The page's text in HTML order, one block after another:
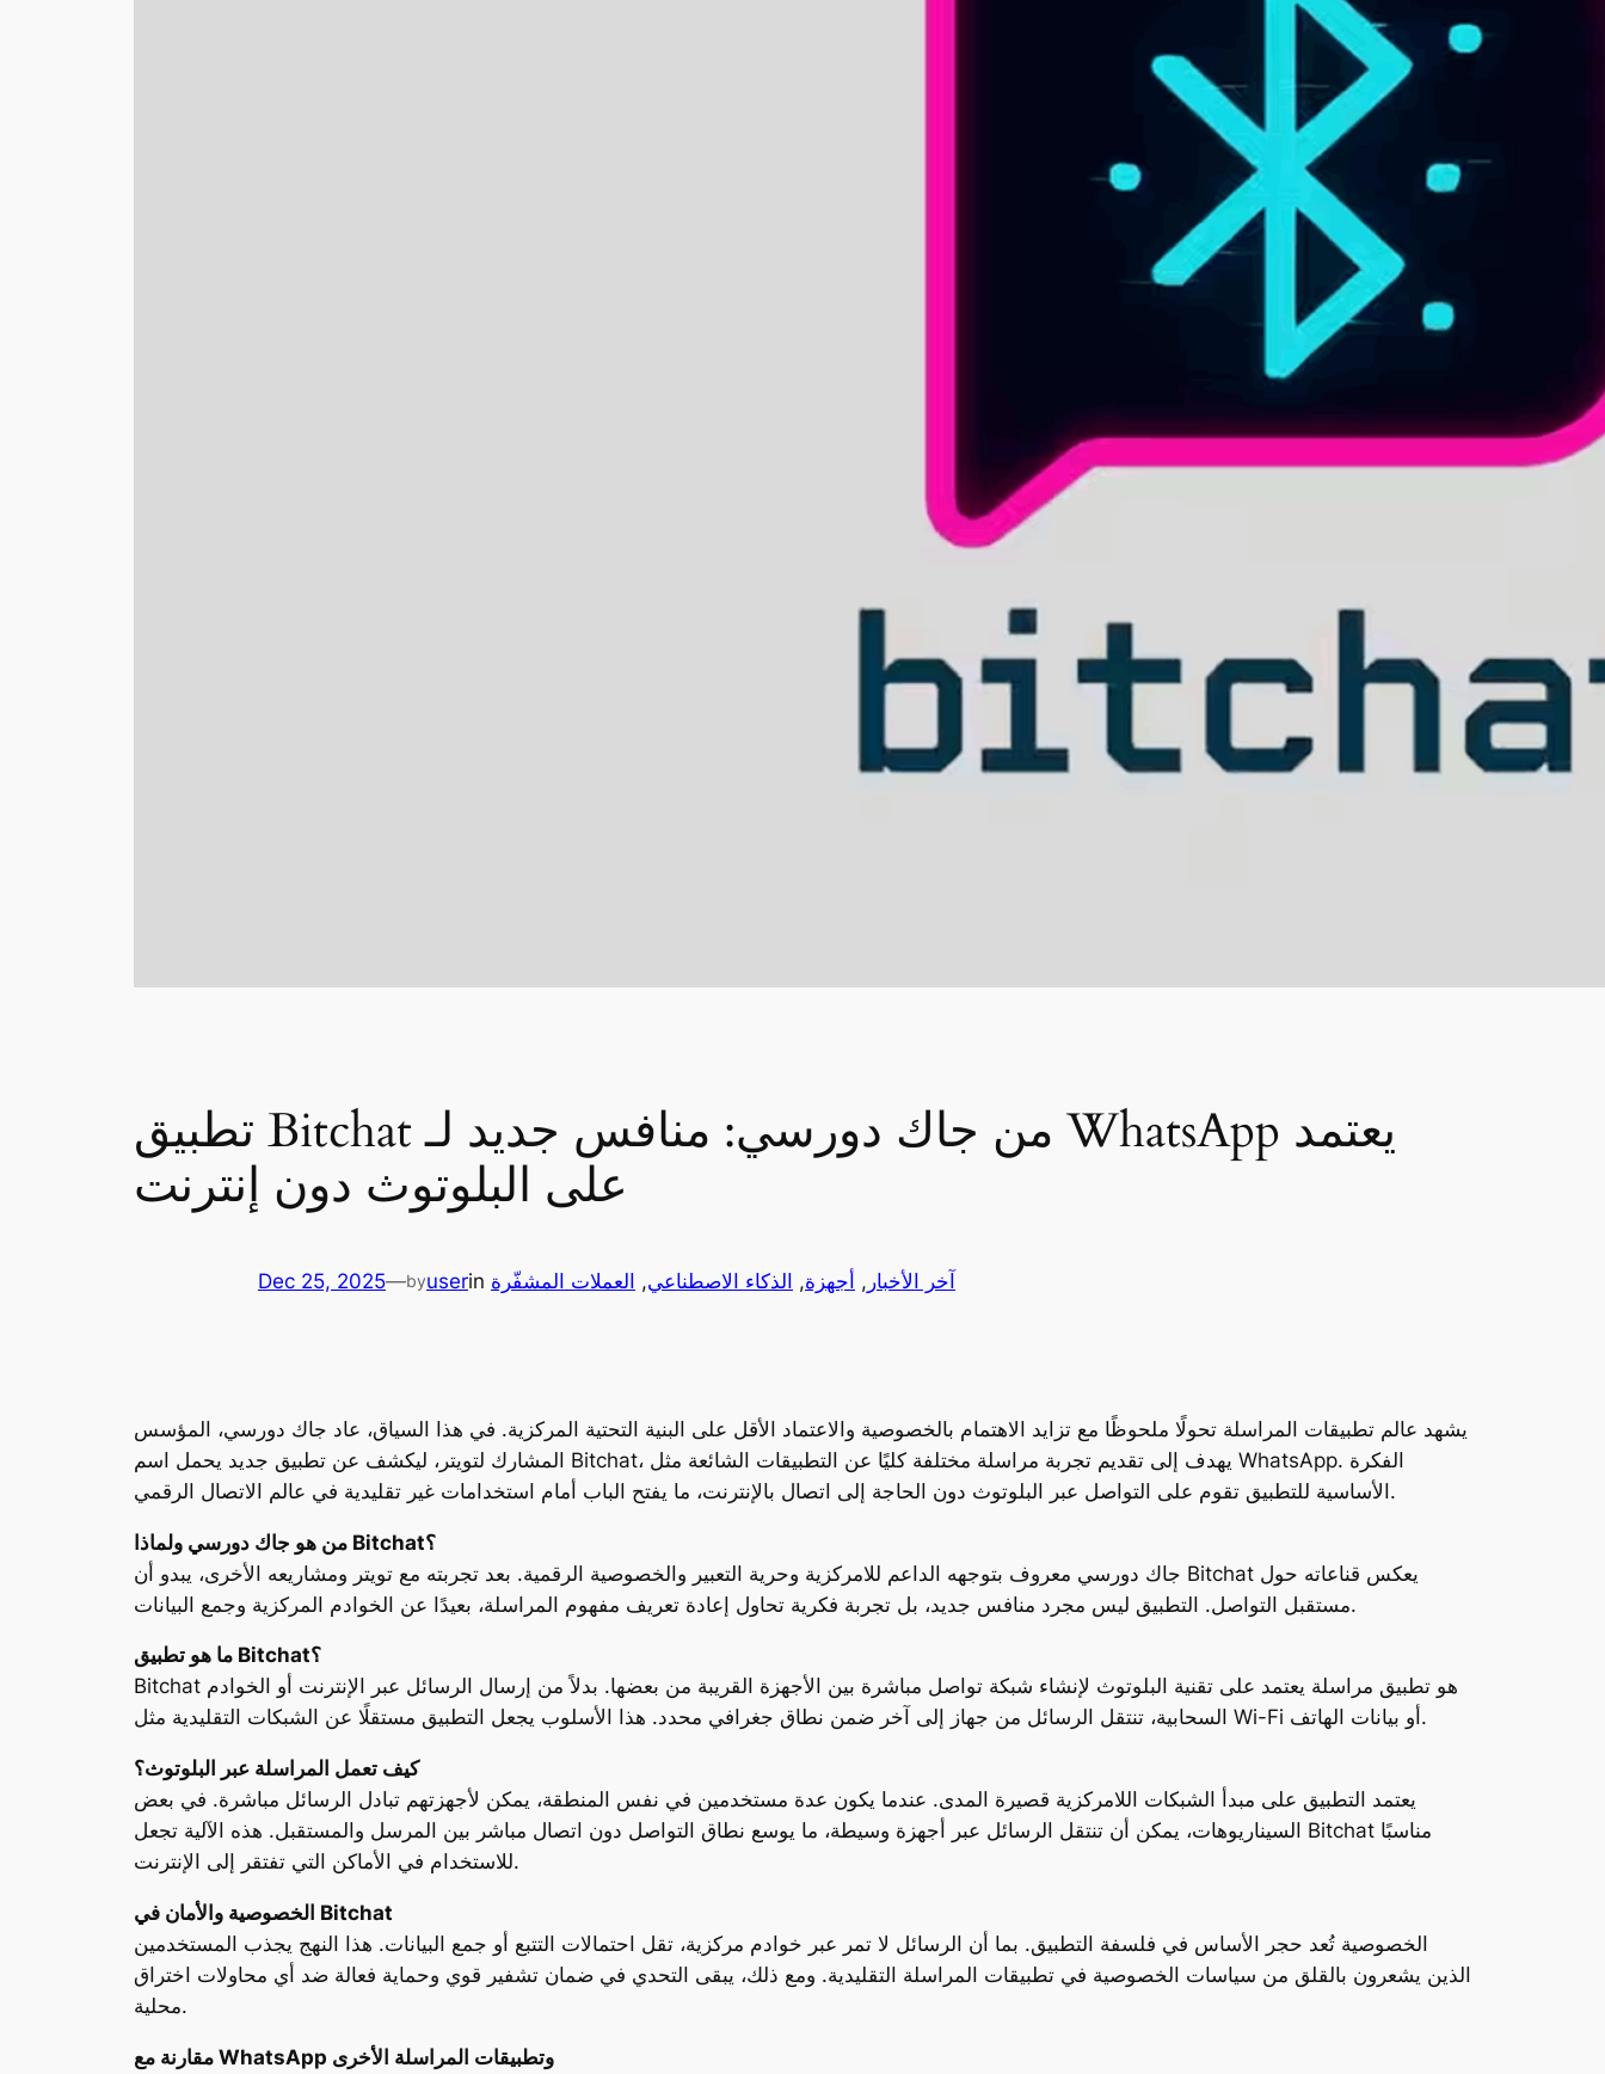
تطبيق Bitchat من جاك دورسي: منافس جديد لـ WhatsApp يعتمد
على البلوتوث دون إنترنت
Dec 25, 2025—byuserin آخر الأخبار , أجهزة, الذكاء الاصطناعي, العملات المشفّرة
يشهد عالم تطبيقات المراسلة تحولًا ملحوظًا مع تزايد الاهتمام بالخصوصية والاعتماد الأقل على البنية التحتية المركزية. في هذا السياق، عاد جاك دورسي، المؤسس
المشارك لتويتر، ليكشف عن تطبيق جديد يحمل اسم Bitchat، يهدف إلى تقديم تجربة مراسلة مختلفة كليًا عن التطبيقات الشائعة مثل WhatsApp. الفكرة
الأساسية للتطبيق تقوم على التواصل عبر البلوتوث دون الحاجة إلى اتصال بالإنترنت، ما يفتح الباب أمام استخدامات غير تقليدية في عالم الاتصال الرقمي.
من هو جاك دورسي ولماذا Bitchat؟
جاك دورسي معروف بتوجهه الداعم للامركزية وحرية التعبير والخصوصية الرقمية. بعد تجربته مع تويتر ومشاريعه الأخرى، يبدو أن Bitchat يعكس قناعاته حول
مستقبل التواصل. التطبيق ليس مجرد منافس جديد، بل تجربة فكرية تحاول إعادة تعريف مفهوم المراسلة، بعيدًا عن الخوادم المركزية وجمع البيانات.
ما هو تطبيق Bitchat؟
Bitchat هو تطبيق مراسلة يعتمد على تقنية البلوتوث لإنشاء شبكة تواصل مباشرة بين الأجهزة القريبة من بعضها. بدلاً من إرسال الرسائل عبر الإنترنت أو الخوادم
السحابية، تنتقل الرسائل من جهاز إلى آخر ضمن نطاق جغرافي محدد. هذا الأسلوب يجعل التطبيق مستقلًا عن الشبكات التقليدية مثل Wi-Fi أو بيانات الهاتف.
كيف تعمل المراسلة عبر البلوتوث؟
يعتمد التطبيق على مبدأ الشبكات اللامركزية قصيرة المدى. عندما يكون عدة مستخدمين في نفس المنطقة، يمكن لأجهزتهم تبادل الرسائل مباشرة. في بعض
السيناريوهات، يمكن أن تنتقل الرسائل عبر أجهزة وسيطة، ما يوسع نطاق التواصل دون اتصال مباشر بين المرسل والمستقبل. هذه الآلية تجعل Bitchat مناسبًا
للاستخدام في الأماكن التي تفتقر إلى الإنترنت.
الخصوصية والأمان في Bitchat
الخصوصية تُعد حجر الأساس في فلسفة التطبيق. بما أن الرسائل لا تمر عبر خوادم مركزية، تقل احتمالات التتبع أو جمع البيانات. هذا النهج يجذب المستخدمين
الذين يشعرون بالقلق من سياسات الخصوصية في تطبيقات المراسلة التقليدية. ومع ذلك، يبقى التحدي في ضمان تشفير قوي وحماية فعالة ضد أي محاولات اختراق
محلية.
مقارنة مع WhatsApp وتطبيقات المراسلة الأخرى